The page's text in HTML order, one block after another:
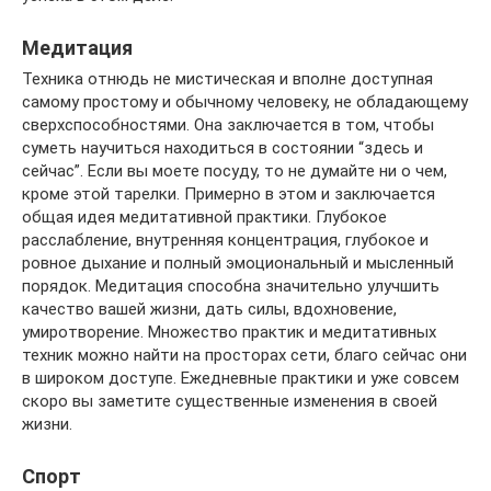
Медитация
Техника отнюдь не мистическая и вполне доступная
самому простому и обычному человеку, не обладающему
сверхспособностями. Она заключается в том, чтобы
суметь научиться находиться в состоянии “здесь и
сейчас”. Если вы моете посуду, то не думайте ни о чем,
кроме этой тарелки. Примерно в этом и заключается
общая идея медитативной практики. Глубокое
расслабление, внутренняя концентрация, глубокое и
ровное дыхание и полный эмоциональный и мысленный
порядок. Медитация способна значительно улучшить
качество вашей жизни, дать силы, вдохновение,
умиротворение. Множество практик и медитативных
техник можно найти на просторах сети, благо сейчас они
в широком доступе. Ежедневные практики и уже совсем
скоро вы заметите существенные изменения в своей
жизни.
Спорт